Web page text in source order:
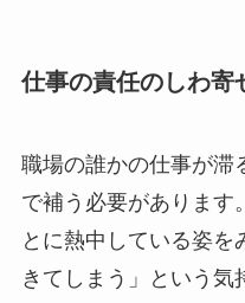
仕事の責任のしわ寄
職場の誰かの仕事が滞
で補う必要があります
とに熱中している姿
きてしまう」という気